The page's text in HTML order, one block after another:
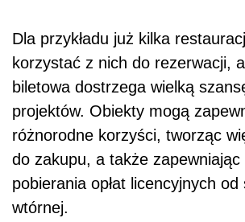
Dla przykładu już kilka
korzystać z nich do rezerwacji,
biletowa dostrzega wielką
projektów. Obiekty mogą
różnorodne korzyści, tworząc
do zakupu, a także zapewniając
pobierania opłat licencyjnych
wtórnej.